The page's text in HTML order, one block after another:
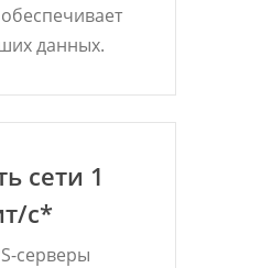
данных.
сети 1
с*
серверы